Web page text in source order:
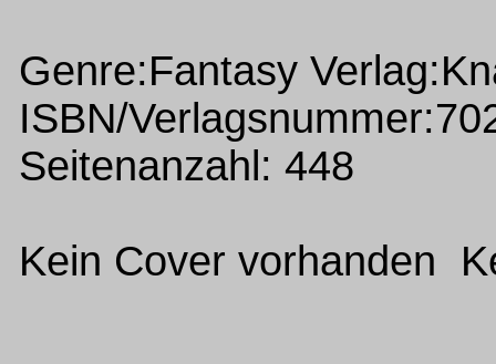
Genre:Fantasy
ISBN/
Seitenanzahl: 448
Kein Cover vorhanden